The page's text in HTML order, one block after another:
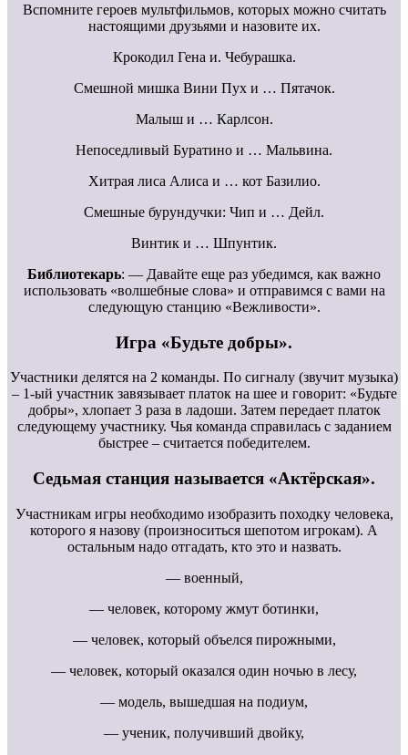
Вспомните героев мультфильмов, которых можно считать
настоящими друзьями и назовите их.
Крокодил Гена и. Чебурашка.
Смешной мишка Вини Пух и … Пятачок.
Малыш и … Карлсон.
Непоседливый Буратино и … Мальвина.
Хитрая лиса Алиса и … кот Базилио.
Смешные бурундучки: Чип и … Дейл.
Винтик и … Шпунтик.
Библиотекарь: — Давайте еще раз убедимся, как важно
использовать «волшебные слова» и отправимся с вами на
следующую станцию «Вежливости».
Игра «Будьте добры».
Участники делятся на 2 команды. По сигналу (звучит музыка)
– 1-ый участник завязывает платок на шее и говорит: «Будьте
добры», хлопает 3 раза в ладоши. Затем передает платок
следующему участнику. Чья команда справилась с заданием
быстрее – считается победителем.
Седьмая станция называется «Актёрская».
Участникам игры необходимо изобразить походку человека,
которого я назову (произноситься шепотом игрокам). А
остальным надо отгадать, кто это и назвать.
— военный,
— человек, которому жмут ботинки,
— человек, который объелся пирожными,
— человек, который оказался один ночью в лесу,
— модель, вышедшая на подиум,
— ученик, получивший двойку,